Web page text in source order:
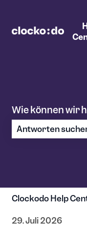
Wie können wir
Clockodo Help
29. Juli 2026